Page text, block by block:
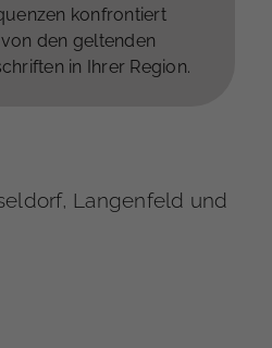
konfrontiert
den geltenden
in Ihrer Region.
Langenfeld und